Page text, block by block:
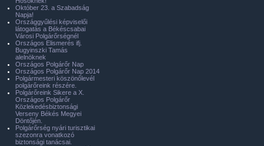
Október 23. a Szabadság
Napja!
Országgyűlési képviselői
látogatás a Békéscsabai
Városi Polgárőrségnél
Országos Elismerés ifj.
Bugyinszki Tamás
alelnöknek
Országos Polgárőr Nap
Országos Polgárőr Nap 2014
Polgármesteri köszönőlevél
polgárőreink részére.
Polgárőreink Sikere a X.
Országos Polgárőr
Közlekedésbiztonsági
Verseny Békés Megyei
Döntőjén.
Polgárőrség nyári turisztikai
szezonra vonatkozó
biztonsági tanácsai.